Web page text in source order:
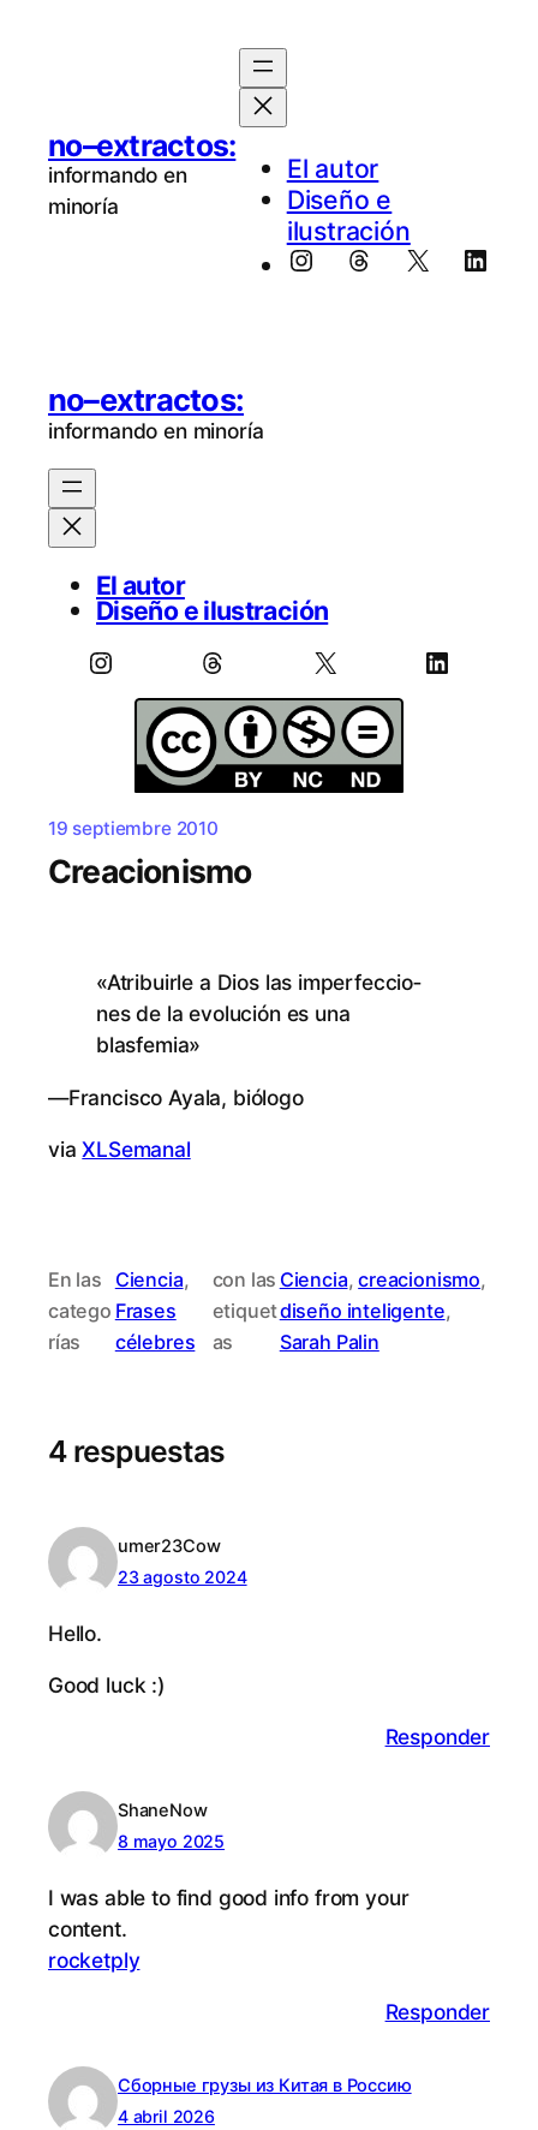
no–extractos:
informando en
minoría
El au­tor
Diseño e
ilustración
Instagram
Threads
X
no–extractos:
informando en minoría
El autor
Diseño e ilustración
Instagram Threads X LinkedIn
19 septiembre 2010
Creacionismo
«Atri­buir­le a Dios las im­per­fec­cio­
nes de la evo­lu­ción es una
blasfemia»
—Fran­cis­co Aya­la, biólogo
viaXL­Se­ma­nal
En las
catego
rías
Ciencia
Frases
célebres
con las
etiquet
as
Ciencia, creacionismo
diseño inteligente
Sarah Palin
4 respuestas
umer23Cow
23 agosto 2024
He­llo.
Good luck :)
Responder
ShaneNow
8 mayo 2025
I was able to find good in­fo from your
content.
roc­ketply
Responder
Сборные грузы из Китая в Россию
4 abril 2026